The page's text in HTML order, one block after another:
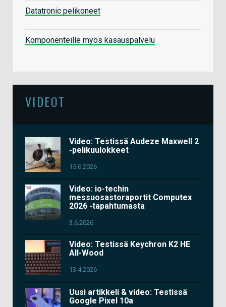
Datatronic pelikoneet
Komponenteille myös kasauspalvelu
VIDEOT
Video: Testissä Audeze Maxwell 2
-pelikuulokkeet
15.6.2026
Video: io-techin
messuosastoraportit Computex
2026 -tapahtumasta
3.6.2026
Video: Testissä Keychron K2 HE
All-Wood
13.4.2026
Uusi artikkeli & video: Testissä
Google Pixel 10a